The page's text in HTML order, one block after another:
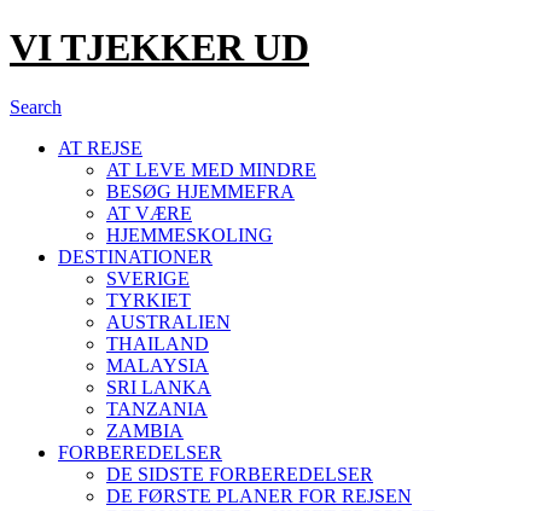
VI TJEKKER UD
Search
AT REJSE
AT LEVE MED MINDRE
BESØG HJEMMEFRA
AT VÆRE
HJEMMESKOLING
DESTINATIONER
SVERIGE
TYRKIET
AUSTRALIEN
THAILAND
MALAYSIA
SRI LANKA
TANZANIA
ZAMBIA
FORBEREDELSER
DE SIDSTE FORBEREDELSER
DE FØRSTE PLANER FOR REJSEN